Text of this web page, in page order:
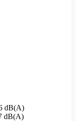
dB(A)
dB(A)